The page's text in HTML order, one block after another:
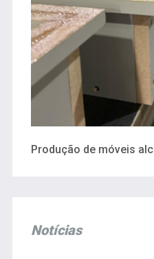
Produção de móveis
Notícias